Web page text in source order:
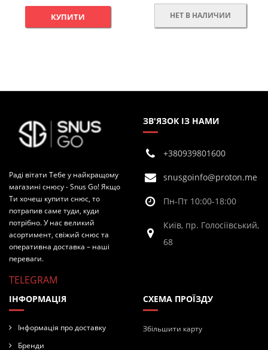
КУПИТИ НЕТ В НАЛИЧИИ
Раді вітати Тебе у найкращому
магазині снюсу - Snus Go! Якщо
Ти хочеш купити снюс, то
потрапив саме туди, куди
потрібно. У нас великий
асортимент, свіжий снюс та
оперативна доставка – наші
переваги.
TELEGRAM
ЗВ'ЯЗОК ІЗ НАМИ
+380939801600
snusgoinfo@proton.me
Пн-Пт 10:00-18:00
Київ, пр. Голосіївський,
68
ІНФОРМАЦІЯ
Інформація про доставку
Бренди
СХЕМА ПРОЇЗДУ
Збільшити карту